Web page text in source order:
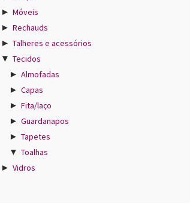
► Móveis
► Rechauds
► Talheres e acessórios
▼ Tecidos
► Almofadas
► Capas
► Fita/laço
► Guardanapos
► Tapetes
▼ Toalhas
► Vidros